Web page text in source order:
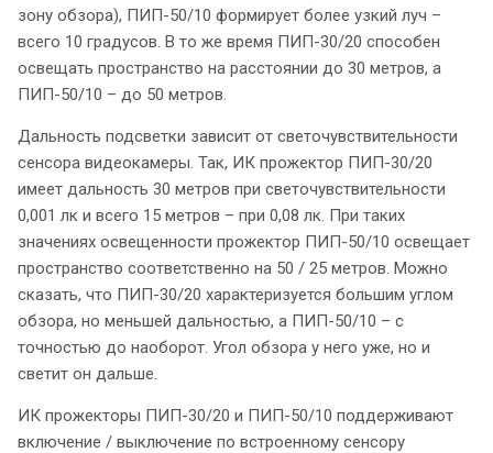
зону обзора), ПИП-50/10 формирует более узкий луч –
всего 10 градусов. В то же время ПИП-30/20 способен
освещать пространство на расстоянии до 30 метров, а
ПИП-50/10 – до 50 метров.
Дальность подсветки зависит от светочувствительности
сенсора видеокамеры. Так, ИК прожектор ПИП-30/20
имеет дальность 30 метров при светочувствительности
0,001 лк и всего 15 метров – при 0,08 лк. При таких
значениях освещенности прожектор ПИП-50/10 освещает
пространство соответственно на 50 / 25 метров. Можно
сказать, что ПИП-30/20 характеризуется большим углом
обзора, но меньшей дальностью, а ПИП-50/10 – с
точностью до наоборот. Угол обзора у него уже, но и
светит он дальше.
ИК прожекторы ПИП-30/20 и ПИП-50/10 поддерживают
включение / выключение по встроенному сенсору